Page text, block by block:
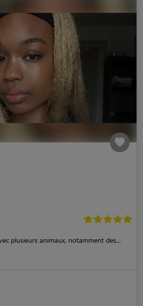
plusieurs animaux, notamment des...